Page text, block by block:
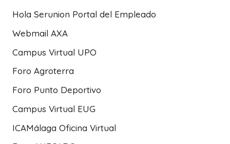
Hola Serunion Portal del Empleado
Webmail AXA
Campus Virtual UPO
Foro Agroterra
Foro Punto Deportivo
Campus Virtual EUG
ICAMálaga Oficina Virtual